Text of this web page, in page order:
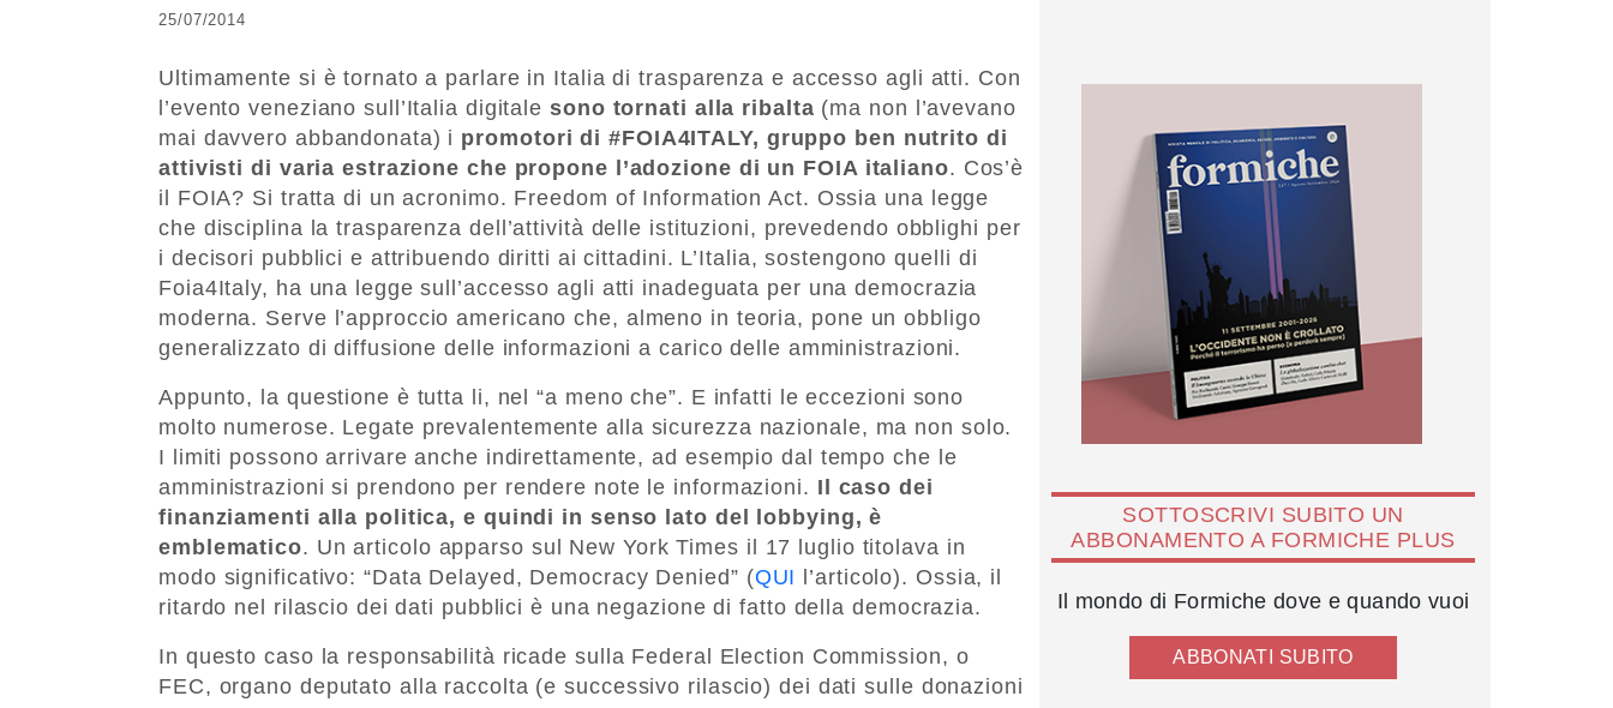
25/07/2014
Ultimamente si è tornato a parlare in Italia di trasparenza e accesso agli atti. Con
l’evento veneziano sull’Italia digitale sono tornati alla ribalta (ma non l’avevano
mai davvero abbandonata) i promotori di #FOIA4ITALY, gruppo ben nutrito di
attivisti di varia estrazione che propone l’adozione di un FOIA italiano. Cos’è
il FOIA? Si tratta di un acronimo. Freedom of Information Act. Ossia una legge
che disciplina la trasparenza dell’attività delle istituzioni, prevedendo obblighi per
i decisori pubblici e attribuendo diritti ai cittadini. L’Italia, sostengono quelli di
Foia4Italy, ha una legge sull’accesso agli atti inadeguata per una democrazia
moderna. Serve l’approccio americano che, almeno in teoria, pone un obbligo
generalizzato di diffusione delle informazioni a carico delle amministrazioni.
Appunto, la questione è tutta li, nel “a meno che”. E infatti le eccezioni sono
molto numerose. Legate prevalentemente alla sicurezza nazionale, ma non solo.
I limiti possono arrivare anche indirettamente, ad esempio dal tempo che le
amministrazioni si prendono per rendere note le informazioni. Il caso dei
finanziamenti alla politica, e quindi in senso lato del lobbying, è
emblematico. Un articolo apparso sul New York Times il 17 luglio titolava in
modo significativo: “Data Delayed, Democracy Denied” (QUI l’articolo). Ossia, il
ritardo nel rilascio dei dati pubblici è una negazione di fatto della democrazia.
In questo caso la responsabilità ricade sulla Federal Election Commission, o
FEC, organo deputato alla raccolta (e successivo rilascio) dei dati sulle donazioni
SOTTOSCRIVI SUBITO UN
ABBONAMENTO A FORMICHE PLUS
Il mondo di Formiche dove e quando vuoi
ABBONATI SUBITO